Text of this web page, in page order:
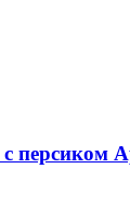
персиком